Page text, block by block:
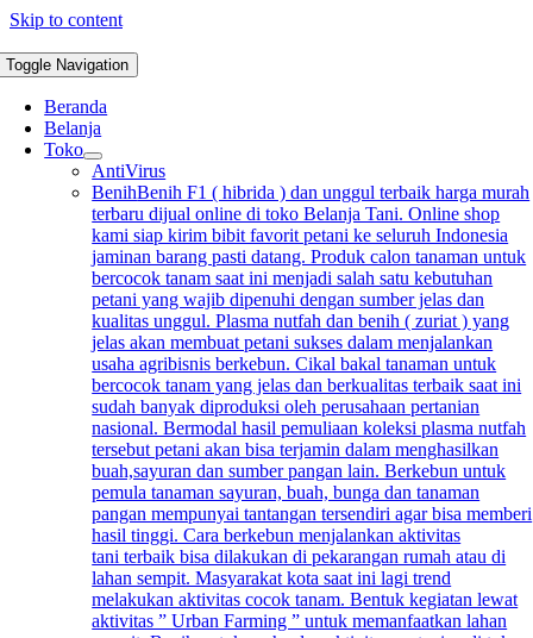
Skip to content
Toggle Navigation
Beranda
Belanja
Toko
AntiVirus
BenihBenih F1 ( hibrida ) dan unggul terbaik harga murah
terbaru dijual online di toko Belanja Tani. Online shop
kami siap kirim bibit favorit petani ke seluruh Indonesia
jaminan barang pasti datang. Produk calon tanaman untuk
bercocok tanam saat ini menjadi salah satu kebutuhan
petani yang wajib dipenuhi dengan sumber jelas dan
kualitas unggul. Plasma nutfah dan benih ( zuriat ) yang
jelas akan membuat petani sukses dalam menjalankan
usaha agribisnis berkebun. Cikal bakal tanaman untuk
bercocok tanam yang jelas dan berkualitas terbaik saat ini
sudah banyak diproduksi oleh perusahaan pertanian
nasional. Bermodal hasil pemuliaan koleksi plasma nutfah
tersebut petani akan bisa terjamin dalam menghasilkan
buah,sayuran dan sumber pangan lain. Berkebun untuk
pemula tanaman sayuran, buah, bunga dan tanaman
pangan mempunyai tantangan tersendiri agar bisa memberi
hasil tinggi. Cara berkebun menjalankan aktivitas
tani terbaik bisa dilakukan di pekarangan rumah atau di
lahan sempit. Masyarakat kota saat ini lagi trend
melakukan aktivitas cocok tanam. Bentuk kegiatan lewat
aktivitas ” Urban Farming ” untuk memanfaatkan lahan